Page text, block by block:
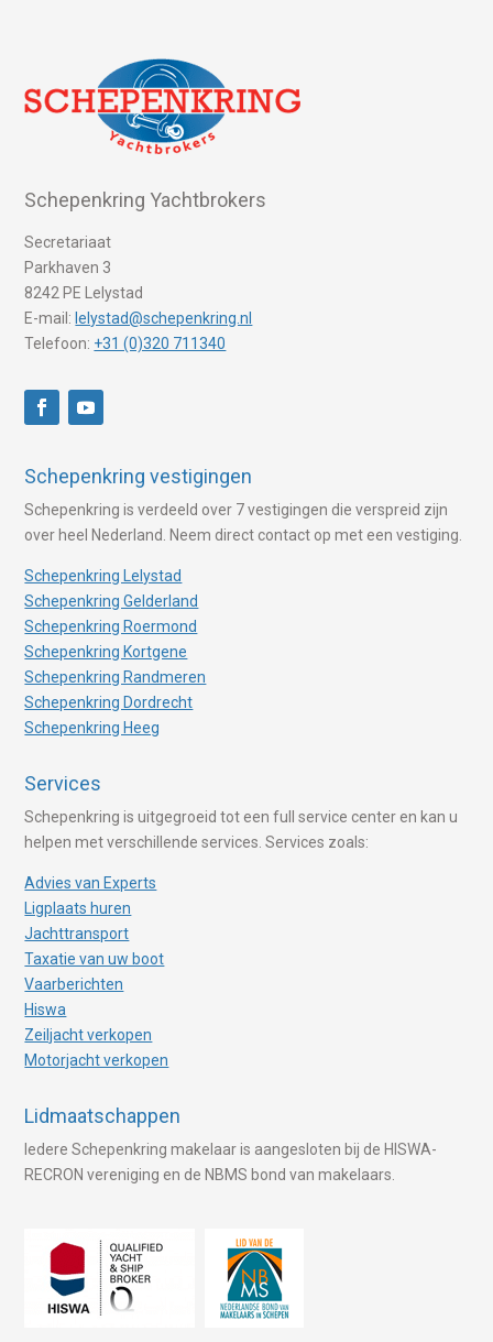
Schepenkring Yachtbrokers
Secretariaat
Parkhaven 3
8242 PE Lelystad
E-mail: lelystad@schepenkring.nl
Telefoon: +31 (0)320 711340
Schepenkring vestigingen
Schepenkring is verdeeld over 7 vestigingen die verspreid zijn
over heel Nederland. Neem direct contact op met een vestiging.
Schepenkring Lelystad
Schepenkring Gelderland
Schepenkring Roermond
Schepenkring Kortgene
Schepenkring Randmeren
Schepenkring Dordrecht
Schepenkring Heeg
Services
Schepenkring is uitgegroeid tot een full service center en kan u
helpen met verschillende services. Services zoals:
Advies van Experts
Ligplaats huren
Jachttransport
Taxatie van uw boot
Vaarberichten
Hiswa
Zeiljacht verkopen
Motorjacht verkopen
Lidmaatschappen
Iedere Schepenkring makelaar is aangesloten bij de HISWA-
RECRON vereniging en de NBMS bond van makelaars.